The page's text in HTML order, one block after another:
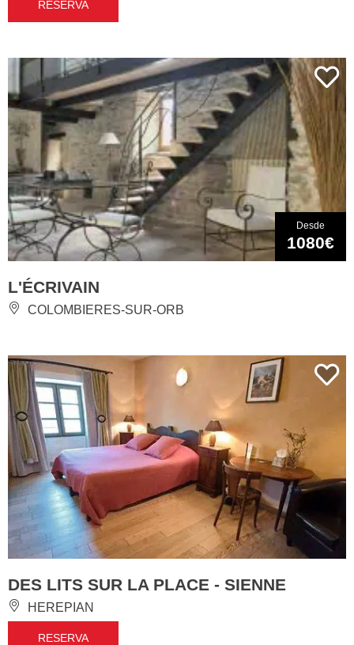
RESERVA
Desde
1080€
L'ÉCRIVAIN
COLOMBIERES-SUR-ORB
DES LITS SUR LA PLACE - SIENNE
HEREPIAN
RESERVA